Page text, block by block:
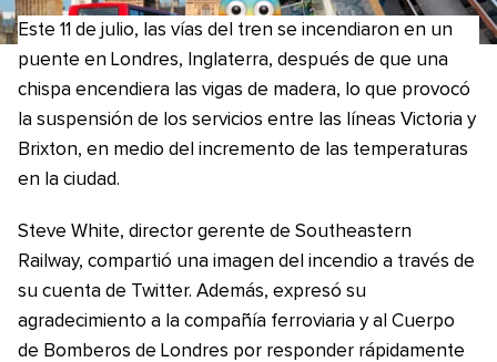
Este 11 de julio, las vías del tren se incendiaron en un
puente en Londres, Inglaterra, después de que una
chispa encendiera las vigas de madera, lo que provocó
la suspensión de los servicios entre las líneas Victoria y
Brixton, en medio del incremento de las temperaturas
en la ciudad.
Steve White, director gerente de Southeastern
Railway, compartió una imagen del incendio a través de
su cuenta de Twitter. Además, expresó su
agradecimiento a la compañía ferroviaria y al Cuerpo
de Bomberos de Londres por responder rápidamente